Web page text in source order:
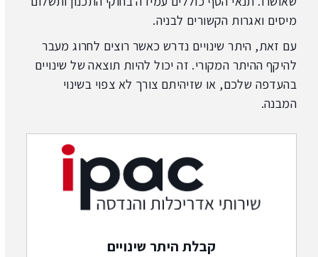
מיסים ואגרות הקשורים לבניה.
עם זאת, היתר שינויים נדרש כאשר רוצים לחרוג מעבר
להיקף ההיתר המקורי. זה יכול להיות תוצאה של שינויים
בהעדפה שלכם, או שזיהיתם צורך לא צפוי בשינוי
המבנה.
קבלת היתר שינויים